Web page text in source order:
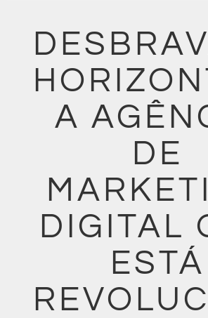
A
DE
DIGITAL
ESTÁ